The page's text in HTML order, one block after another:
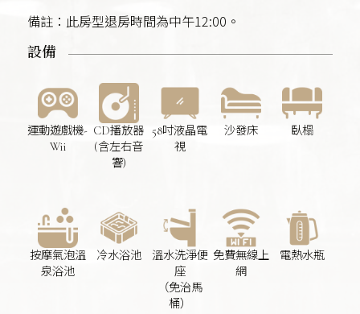
備註：此房型退房時間為中午12:00。
設備
運動遊戲機-
Wii
CD播放器
(含左右音
響)
58吋液晶電
視
沙發床 臥榻
按摩氣泡溫
泉浴池
冷水浴池
溫水洗淨便
座
（免治馬
桶）
免費無線上
網
電熱水瓶